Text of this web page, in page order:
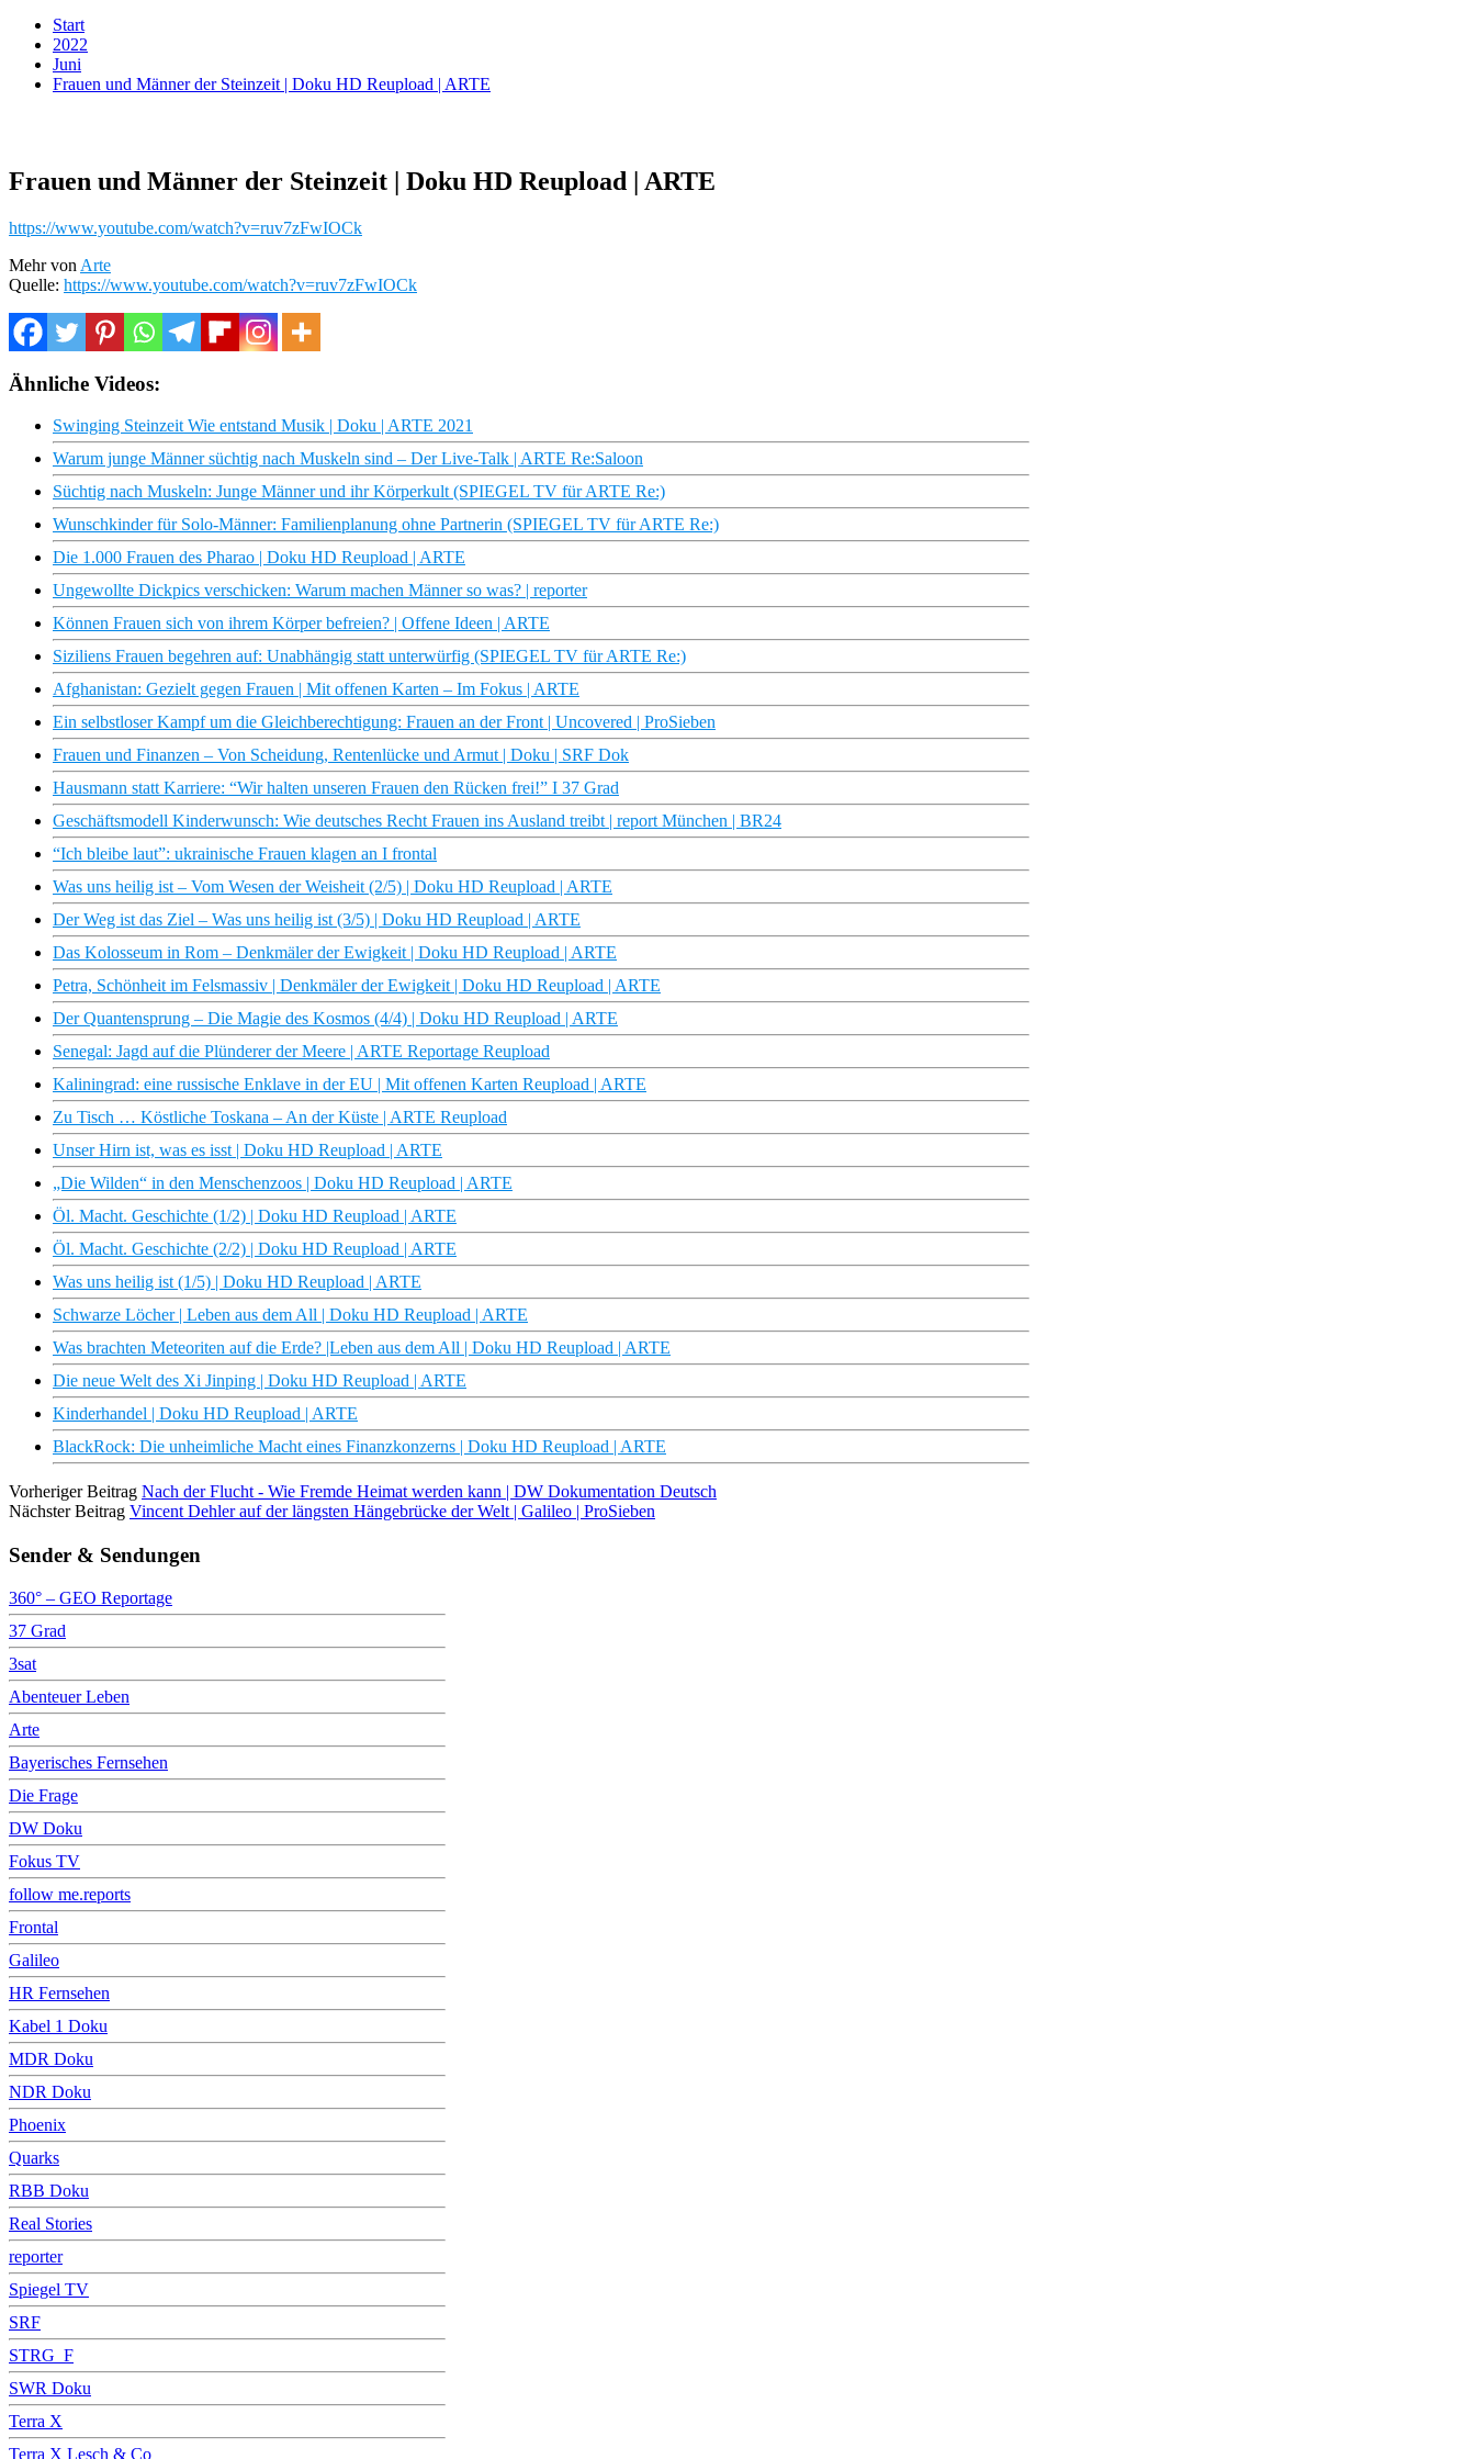
Start
2022
Juni
Frauen und Männer der Steinzeit | Doku HD Reupload | ARTE
Frauen und Männer der Steinzeit | Doku HD Reupload | ARTE
https://www.youtube.com/watch?v=ruv7zFwIOCk
Mehr von Arte
Quelle: https://www.youtube.com/watch?v=ruv7zFwIOCk
Ähnliche Videos:
Swinging Steinzeit Wie entstand Musik | Doku | ARTE 2021
Warum junge Männer süchtig nach Muskeln sind – Der Live-Talk | ARTE Re:Saloon
Süchtig nach Muskeln: Junge Männer und ihr Körperkult (SPIEGEL TV für ARTE Re:)
Wunschkinder für Solo-Männer: Familienplanung ohne Partnerin (SPIEGEL TV für ARTE Re:)
Die 1.000 Frauen des Pharao | Doku HD Reupload | ARTE
Ungewollte Dickpics verschicken: Warum machen Männer so was? | reporter
Können Frauen sich von ihrem Körper befreien? | Offene Ideen | ARTE
Siziliens Frauen begehren auf: Unabhängig statt unterwürfig (SPIEGEL TV für ARTE Re:)
Afghanistan: Gezielt gegen Frauen | Mit offenen Karten – Im Fokus | ARTE
Ein selbstloser Kampf um die Gleichberechtigung: Frauen an der Front | Uncovered | ProSieben
Frauen und Finanzen – Von Scheidung, Rentenlücke und Armut | Doku | SRF Dok
Hausmann statt Karriere: “Wir halten unseren Frauen den Rücken frei!” I 37 Grad
Geschäftsmodell Kinderwunsch: Wie deutsches Recht Frauen ins Ausland treibt | report München | BR24
“Ich bleibe laut”: ukrainische Frauen klagen an I frontal
Was uns heilig ist – Vom Wesen der Weisheit (2/5) | Doku HD Reupload | ARTE
Der Weg ist das Ziel – Was uns heilig ist (3/5) | Doku HD Reupload | ARTE
Das Kolosseum in Rom – Denkmäler der Ewigkeit | Doku HD Reupload | ARTE
Petra, Schönheit im Felsmassiv | Denkmäler der Ewigkeit | Doku HD Reupload | ARTE
Der Quantensprung – Die Magie des Kosmos (4/4) | Doku HD Reupload | ARTE
Senegal: Jagd auf die Plünderer der Meere | ARTE Reportage Reupload
Kaliningrad: eine russische Enklave in der EU | Mit offenen Karten Reupload | ARTE
Zu Tisch … Köstliche Toskana – An der Küste | ARTE Reupload
Unser Hirn ist, was es isst | Doku HD Reupload | ARTE
„Die Wilden“ in den Menschenzoos | Doku HD Reupload | ARTE
Öl. Macht. Geschichte (1/2) | Doku HD Reupload | ARTE
Öl. Macht. Geschichte (2/2) | Doku HD Reupload | ARTE
Was uns heilig ist (1/5) | Doku HD Reupload | ARTE
Schwarze Löcher | Leben aus dem All | Doku HD Reupload | ARTE
Was brachten Meteoriten auf die Erde? |Leben aus dem All | Doku HD Reupload | ARTE
Die neue Welt des Xi Jinping | Doku HD Reupload | ARTE
Kinderhandel | Doku HD Reupload | ARTE
BlackRock: Die unheimliche Macht eines Finanzkonzerns | Doku HD Reupload | ARTE
Vorheriger Beitrag Nach der Flucht - Wie Fremde Heimat werden kann | DW Dokumentation Deutsch
Nächster Beitrag Vincent Dehler auf der längsten Hängebrücke der Welt | Galileo | ProSieben
Sender & Sendungen
360° – GEO Reportage
37 Grad
3sat
Abenteuer Leben
Arte
Bayerisches Fernsehen
Die Frage
DW Doku
Fokus TV
follow me.reports
Frontal
Galileo
HR Fernsehen
Kabel 1 Doku
MDR Doku
NDR Doku
Phoenix
Quarks
RBB Doku
Real Stories
reporter
Spiegel TV
SRF
STRG_F
SWR Doku
Terra X
Terra X Lesch & Co